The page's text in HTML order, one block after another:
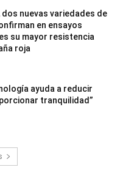
dos nuevas variedades de
en ensayos
su mayor resistencia
roja
ayuda a reducir
tranquilidad”